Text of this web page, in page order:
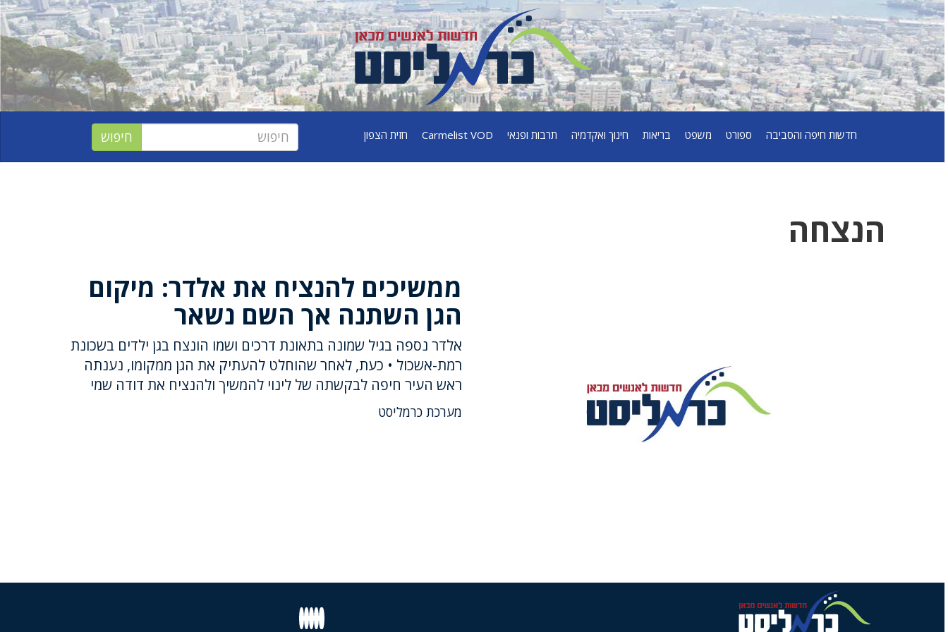
חדשות חיפה והסביבה ספורט משפט בריאות חינוך ואקדמיה תרבות ופנאי Carmelist VOD חזית הצפון
הנצחה
ממשיכים להנציח את אלדר: מיקום
הגן השתנה אך השם נשאר
אלדר נספה בגיל שמונה בתאונת דרכים ושמו הונצח בגן ילדים בשכונת
רמת-אשכול • כעת, לאחר שהוחלט להעתיק את הגן ממקומו, נענתה
ראש העיר חיפה לבקשתה של לינוי להמשיך ולהנציח את דודה שמי
מערכת כרמליסט